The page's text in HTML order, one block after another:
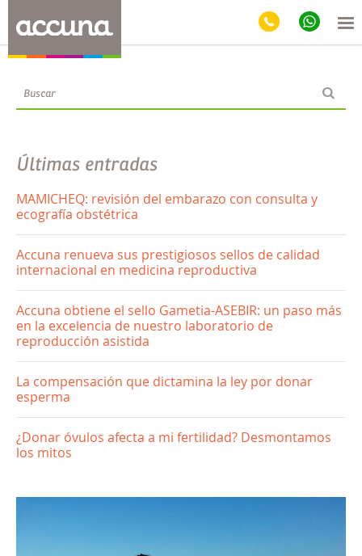
Blog
Últimas entradas
MAMICHEQ: revisión del embarazo con consulta y
ecografía obstétrica
Accuna renueva sus prestigiosos sellos de calidad
internacional en medicina reproductiva
Accuna obtiene el sello Gametia-ASEBIR: un paso más
en la excelencia de nuestro laboratorio de
reproducción asistida
La compensación que dictamina la ley por donar
esperma
¿Donar óvulos afecta a mi fertilidad? Desmontamos
los mitos